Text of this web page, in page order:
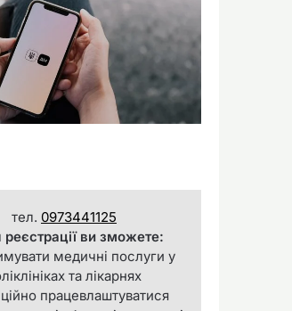
тел. 0973441125
реєстрації ви зможете:
медичні послуги у
та лікарнях
працевлаштуватися